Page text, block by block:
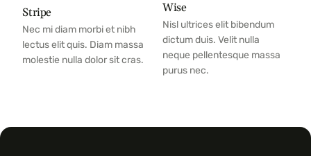
Stripe
Nec mi diam morbi et nibh
lectus elit quis. Diam massa
molestie nulla dolor sit cras.
Wise
Nisl ultrices elit bibendum
dictum duis. Velit nulla
neque pellentesque massa
purus nec.